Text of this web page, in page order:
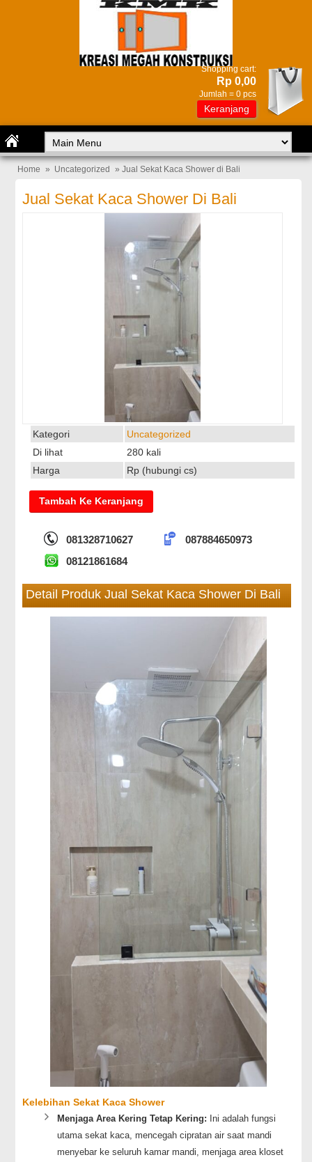
Shopping cart:
Rp 0,00
Jumlah = 0 pcs
Keranjang
Home » Uncategorized » Jual Sekat Kaca Shower di Bali
Jual Sekat Kaca Shower Di Bali
Kategori
Uncategorized
Di lihat
280 kali
Harga
Rp (hubungi cs)
081328710627
087884650973
08121861684
Detail Produk Jual Sekat Kaca Shower Di Bali
Kelebihan Sekat Kaca Shower
Menjaga Area Kering Tetap Kering: Ini adalah fungsi
utama sekat kaca, mencegah cipratan air saat mandi
menyebar ke seluruh kamar mandi, menjaga area kloset